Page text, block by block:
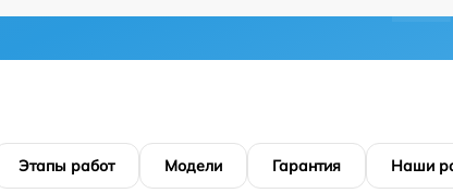
Этапы работ Модели Гарантия Наши